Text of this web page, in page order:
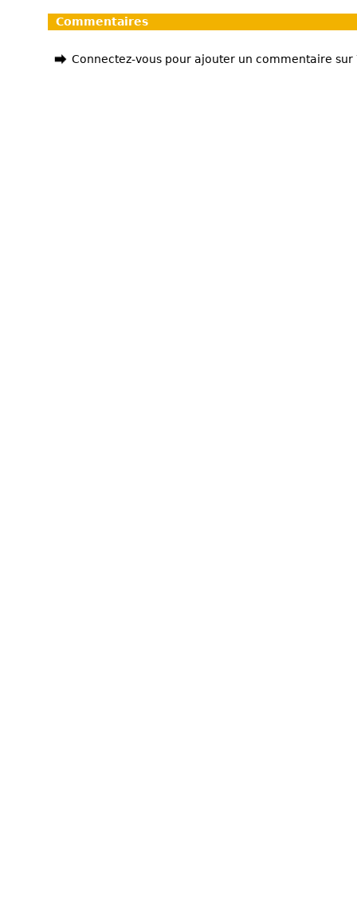
Commentaires
Connectez-vous pour ajouter un commentaire sur